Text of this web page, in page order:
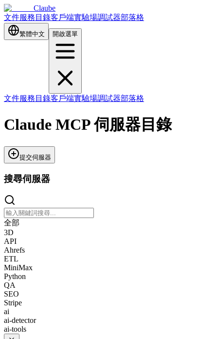
Claube
文件服務目錄客戶端實驗場調試器部落格
繁體中文 開啟選單
文件服務目錄客戶端實驗場調試器部落格
Claude MCP 伺服器目錄
提交伺服器
搜尋伺服器
全部
3D
API
Ahrefs
ETL
MiniMax
Python
QA
SEO
Stripe
ai
ai-detector
ai-tools